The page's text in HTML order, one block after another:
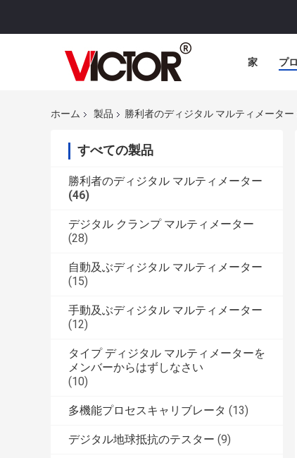
家 プ
ホーム 製品 勝利者のディジタル マルティメーター
すべての製品
勝利者のディジタル マルティメーター
(46)
デジタル クランプ マルティメーター
(28)
自動及ぶディジタル マルティメーター
(15)
手動及ぶディジタル マルティメーター
(12)
タイプ ディジタル マルティメーターを
メンバーからはずしなさい
(10)
多機能プロセスキャリブレータ (13)
デジタル地球抵抗のテスター (9)